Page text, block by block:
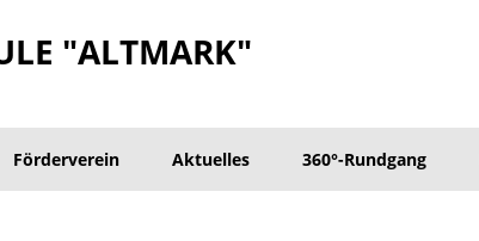
"ALTMARK"
Förderverein Aktuelles 360°-Rundgang